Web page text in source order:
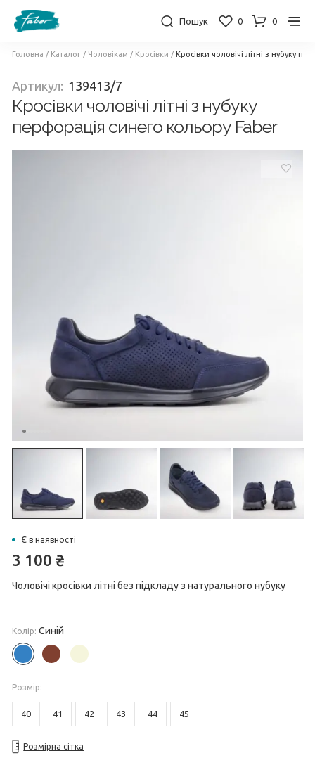
Пошук 0 0
Головна / Каталог / Чоловікам / Кросівки /Кросівки чоловічі літні з нубуку
Артикул: 139413/7
Кросівки чоловічі літні з нубуку
перфорація синего кольору Faber
Є в наявності
3 100₴
Чоловічі кросівки літні без підкладу з натурального нубуку
Колір: Синій
Розмiр:
40 41 42 43 44 45
Розмірна сітка